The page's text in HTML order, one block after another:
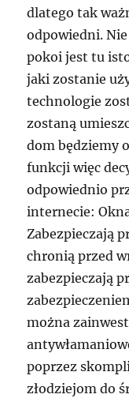
dlatego tak
odpowiedni.
pokoi jest tu
jaki zostanie
technologie
zostaną
dom będziemy
funkcji więc
odpowiednio
internecie:
Zabezpieczają
chronią przed
zabezpieczają
można
poprzez
złodziejom do